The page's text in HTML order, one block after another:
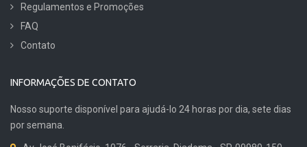
Regulamentos e Promoções
FAQ
Contato
INFORMAÇÕES DE CONTATO
Nosso suporte disponível para ajudá-lo 24 horas por dia, sete dias
por semana.